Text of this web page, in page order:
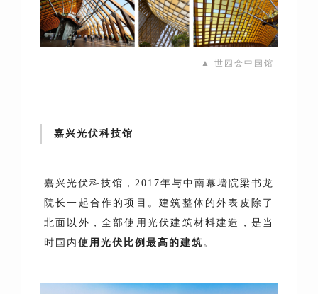
▲ 世园会中国馆
嘉兴光伏科技馆
嘉兴光伏科技馆，2017年与中南幕墙院梁书龙
院长一起合作的项目。建筑整体的外表皮除了
北面以外，全部使用光伏建筑材料建造，是当
时国内 使用光伏比例最高的建筑 。